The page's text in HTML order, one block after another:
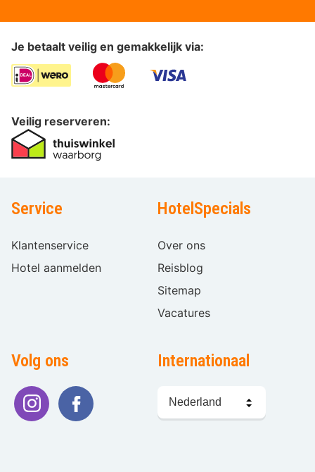
Je betaalt veilig en gemakkelijk via:
Veilig reserveren:
Service
Klantenservice
Hotel aanmelden
HotelSpecials
Over ons
Reisblog
Sitemap
Vacatures
Volg ons Internationaal
kiezen